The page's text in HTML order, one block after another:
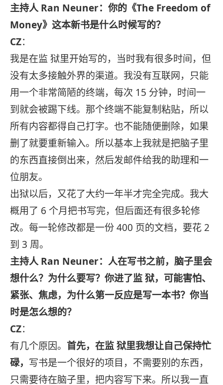
主持人 Ran Neuner：你的《The Freedom of
Money》这本新书是什么时候写的？
CZ：
我是在监 狱里开始写的，当时我有很多时间，但
没有太多接触外界的渠道。我没有互联网，只能
用一个非常简陋的终端，每次 15 分钟，时间一
到就会被踢下线。那个终端不能复制粘贴，所以
所有内容都得自己打字。也不能随便删除，如果
删了就要重新输入。所以基本上我就是把脑子里
的东西直接倒出来，然后发邮件给我的助理和一
位朋友。
出狱以后，又花了大约一年半才完全完成。我大
概用了 6 个月把书写完，但后面还有很多轮修
改。每一轮修改都是一份 400 页的文档，要花 2
到 3 周。
主持人 Ran Neuner：人在写书之前，脑子里会
想什么？为什么要写？你进了监 狱，可能害怕、
紧张、焦虑，为什么第一反应是写一本书？你当
时是怎么想的？
CZ：
有几个原因。 首先，在监 狱里我想让自己保持忙
碌， 写书是一个很好的项目，不需要别的东西，
只需要待在脑子里，把内容写下来。所以我一直